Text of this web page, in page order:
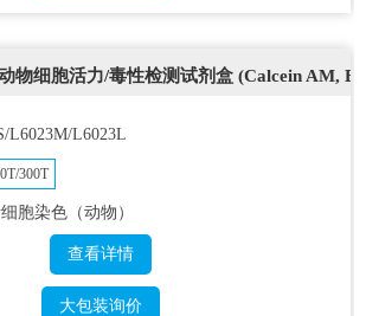
物细胞活力/毒性检测试剂盒 (Calcein AM,
L6023M/L6023L
300T
胞染色（动物）
查看详情
大包装询价